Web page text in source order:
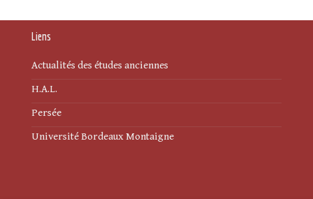
Liens
Actualités des études anciennes
H.A.L.
Persée
Université Bordeaux Montaigne